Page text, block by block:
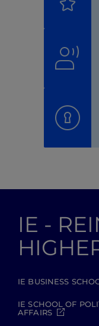
IE -
IE BUSINESS
IE SCHOOL OF
AFFAIRS